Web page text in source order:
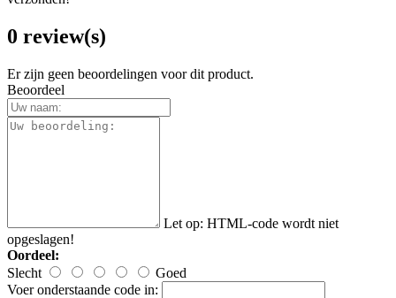
0 review(s)
Er zijn geen beoordelingen voor dit product.
Beoordeel
Let op: HTML-code wordt niet
opgeslagen!
Oordeel:
Slecht
Goed
Voer onderstaande code in: